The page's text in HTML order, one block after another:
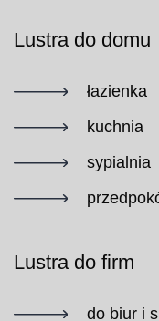
Lustra do domu
łazienka
kuchnia
sypialnia
Lustra do firm
do biur i